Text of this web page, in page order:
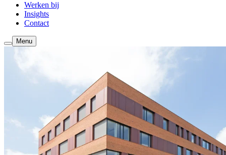
Werken bij
Insights
Contact
Menu